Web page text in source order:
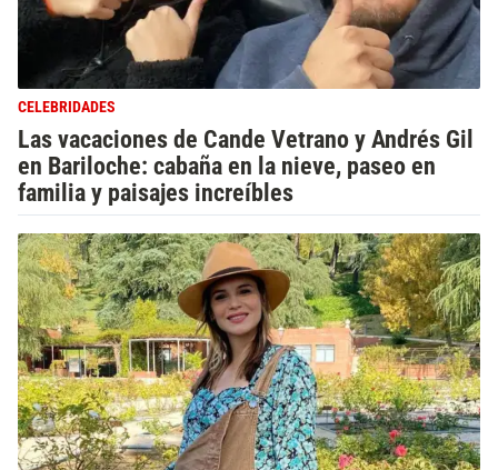
CELEBRIDADES
Las vacaciones de Cande Vetrano y Andrés Gil
en Bariloche: cabaña en la nieve, paseo en
familia y paisajes increíbles